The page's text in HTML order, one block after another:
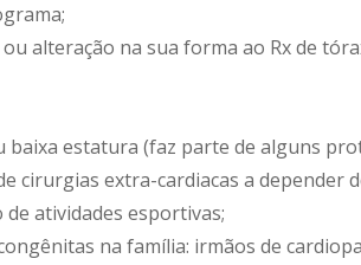
alteração na sua forma ao Rx de
baixa estatura (faz parte de alguns
cirurgias extra-cardiacas a depender
atividades esportivas;
na família: irmãos de